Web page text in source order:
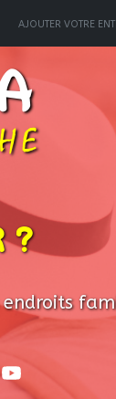
AJOUTER VOTRE
?
endroits